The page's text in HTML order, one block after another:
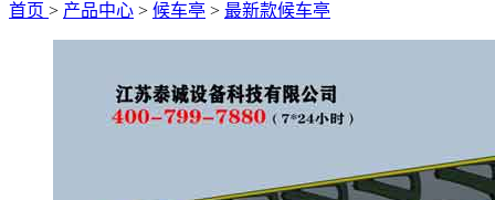
首页 > 产品中心 > 候车亭 > 最新款候车亭